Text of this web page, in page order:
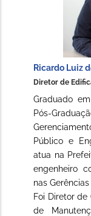
Ricardo Luiz
Diretor de
Graduado
Pós-
Público e
atua na
engenheiro
nas
Foi Diretor
de